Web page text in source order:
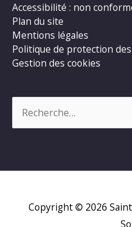
Accessibilité : non
Plan du site
Mentions légales
Politique de protection
Gestion des cookies
Copyright © 2026